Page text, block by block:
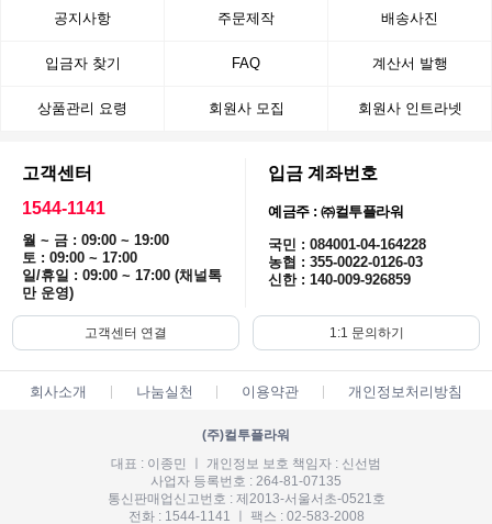
공지사항 주문제작 배송사진
입금자 찾기 FAQ 계산서 발행
상품관리 요령 회원사 모집 회원사 인트라넷
고객센터
1544-1141
월 ~ 금 : 09:00 ~ 19:00
토 : 09:00 ~ 17:00
일/휴일 : 09:00 ~ 17:00 (채널톡
만 운영)
입금 계좌번호
예금주 : ㈜컬투플라워
국민 : 084001-04-164228
농협 : 355-0022-0126-03
신한 : 140-009-926859
고객센터 연결 1:1 문의하기
회사소개 나눔실천 이용약관 개인정보처리방침
(주)컬투플라워
대표 : 이종민 ㅣ 개인정보 보호 책임자 : 신선범
사업자 등록번호 : 264-81-07135
통신판매업신고번호 : 제2013-서울서초-0521호
전화 : 1544-1141 ㅣ 팩스 : 02-583-2008